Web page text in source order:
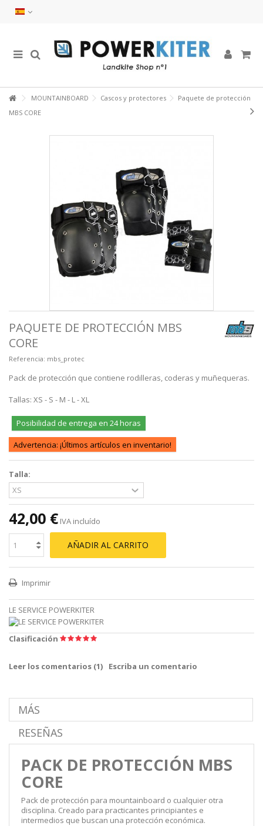
MOUNTAINBOARD Cascos y protectores
Paquete de protección
MBS CORE
PAQUETE DE PROTECCIÓN MBS
CORE
Referencia: mbs_protec
Pack de protección que contiene rodilleras, coderas y muñequeras.
Tallas: XS - S - M - L - XL
Posibilidad de entrega en 24 horas
Advertencia: ¡Últimos artículos en inventario!
Talla:
42,00 € IVA incluído
AÑADIR AL CARRITO
Imprimir
LE SERVICE POWERKITER
Clasificación
Leer los comentarios (1) Escriba un comentario
MÁS
RESEÑAS
PACK DE PROTECCIÓN MBS
CORE
Pack de protección para mountainboard o cualquier otra
disciplina. Creado para practicantes principiantes e
intermedios que buscan una protección económica.